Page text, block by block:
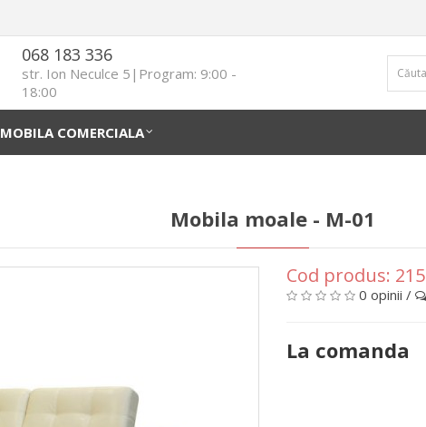
068 183 336
str. Ion Neculce 5|Program: 9:00 -
18:00
MOBILA COMERCIALA
Mobila moale - М-01
Cod produs: 215
0 opinii /
La comanda